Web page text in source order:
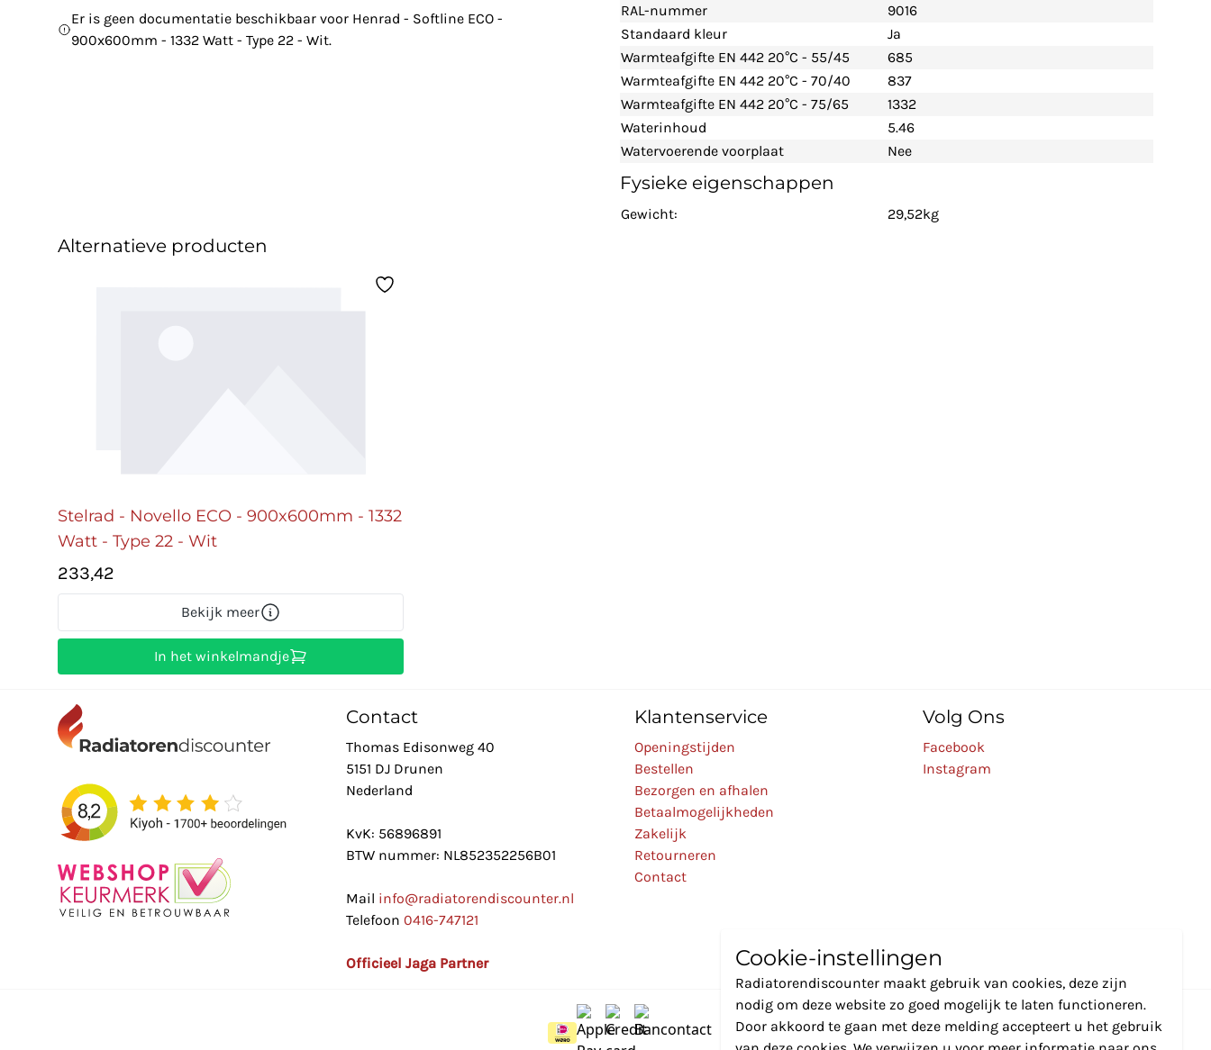
Er is geen documentatie beschikbaar voor Henrad - Softline ECO -
900x600mm - 1332 Watt - Type 22 - Wit.
RAL-nummer
9016
Standaard kleur
Ja
Warmteafgifte EN 442 20°C - 55/45
685
Warmteafgifte EN 442 20°C - 70/40
837
Warmteafgifte EN 442 20°C - 75/65
1332
Waterinhoud
5.46
Watervoerende voorplaat
Nee
Fysieke eigenschappen
Gewicht: 29,52kg
Alternatieve producten
Stelrad - Novello ECO - 900x600mm - 1332
Watt - Type 22 - Wit
233,42
Bekijk meer
In het winkelmandje
Contact
Thomas Edisonweg 40
5151 DJ Drunen
Nederland
KvK: 56896891
BTW nummer: NL852352256B01
Mail info@radiatorendiscounter.nl
Telefoon 0416-747121
Officieel Jaga Partner
Klantenservice
Openingstijden
Bestellen
Bezorgen en afhalen
Betaalmogelijkheden
Zakelijk
Retourneren
Contact
Volg Ons
Facebook
Instagram
Cookie-instellingen
Radiatorendiscounter maakt gebruik van cookies, deze zijn
nodig om deze website zo goed mogelijk te laten functioneren.
Door akkoord te gaan met deze melding accepteert u het gebruik